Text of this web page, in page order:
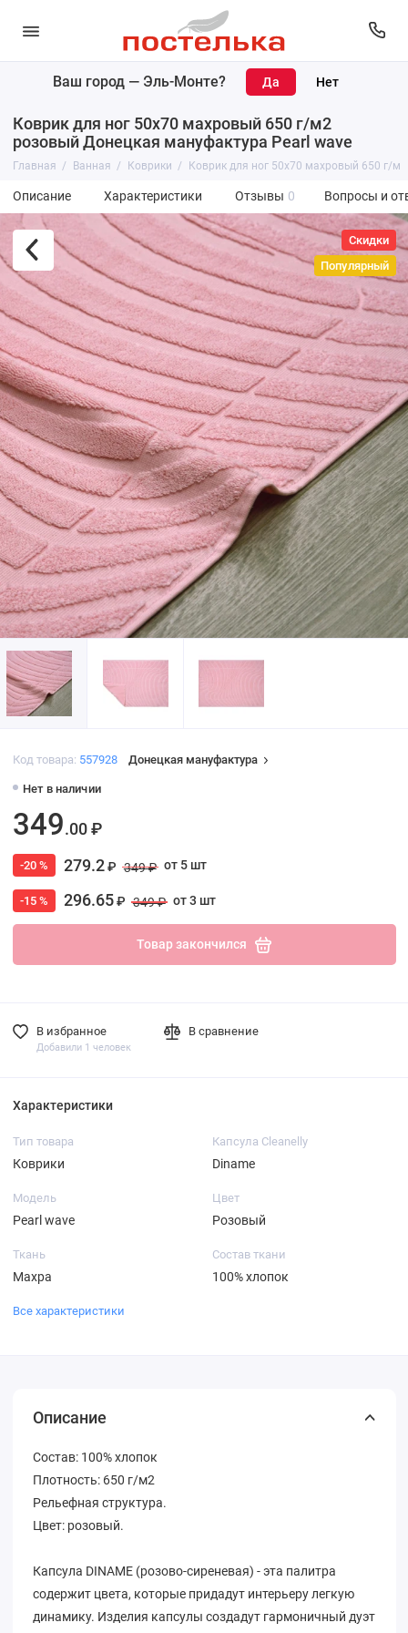
Ваш город — Эль-Монте?
Коврик для ног 50х70 махровый 650 г/м2
розовый Донецкая мануфактура Pearl wave
Главная Ванная Коврики Коврик для ног 50х70 махровый 650 г/
Описание Характеристики Отзывы 0 Вопросы и
Скидки
Популярный
Код товара: 557928 Донецкая мануфактура
Нет в наличии
349.00 ₽
-20 % 279.2₽ 349 ₽ от 5 шт
-15 % 296.65₽ 349 ₽ от 3 шт
Товар закончился
В избранное
Добавили 1 человек
В сравнение
Характеристики
Тип товара
Коврики
Капсула Cleanelly
Diname
Модель
Pearl wave
Цвет
Розовый
Ткань
Махра
Состав ткани
100% хлопок
Все характеристики
Описание
Состав: 100% хлопок
Плотность: 650 г/м2
Рельефная структура.
Цвет: розовый.
Капсула DINAME (розово-сиреневая) - эта палитра
содержит цвета, которые придадут интерьеру легкую
динамику. Изделия капсулы создадут гармоничный дуэт